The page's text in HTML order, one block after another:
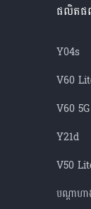
ផលិត
Y04s
V60
V60 5G
Y21d
V50
បណ្តាហ